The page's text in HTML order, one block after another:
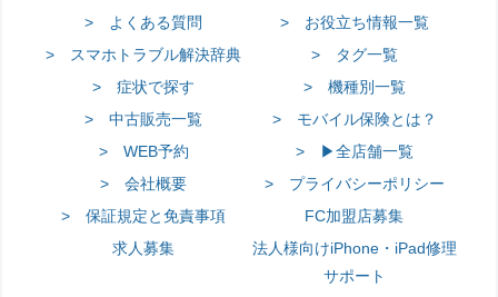
> よくある質問
> お役立ち情報一覧
> スマホトラブル解決辞典
> タグ一覧
> 症状で探す
> 機種別一覧
> 中古販売一覧
> モバイル保険とは？
> WEB予約
> ▶全店舗一覧
> 会社概要
> プライバシーポリシー
> 保証規定と免責事項
FC加盟店募集
求人募集
法人様向けiPhone・iPad修理
サポート